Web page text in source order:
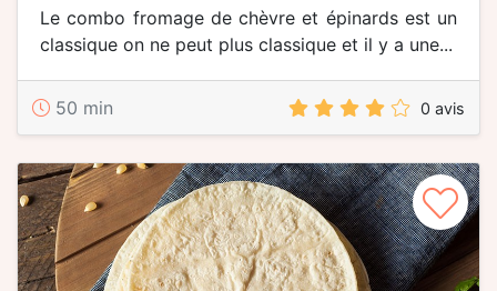
Le combo fromage de chèvre et épinards est un
classique on ne peut plus classique et il y a une...
50 min 0 avis